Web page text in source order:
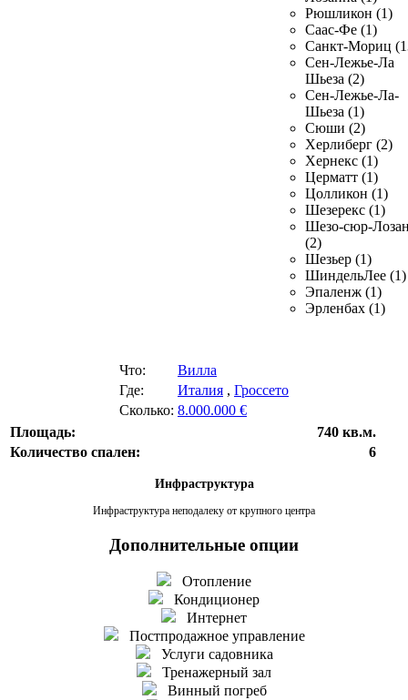
Рюшликон (1)
Саас-Фе (1)
Санкт-Мориц
Сен-Лежье-Ла
Шьеза (2)
Сен-Лежье-Ла-
Шьеза (1)
Сюши (2)
Херлиберг (2)
Хернекс (1)
Церматт (1)
Цолликон (1)
Шезерекс (1)
Шезо-сюр-
(2)
Шезьер (1)
ШиндельЛее (1)
Эпаленж (1)
Эрленбах (1)
Что:
Вилла
Где:
Италия , Гроссето
Сколько: 8.000.000 €
Площадь:
740 кв.м.
Количество спален:
6
Инфраструктура
Инфраструктура неподалеку от крупного центра
Дополнительные опции
Отопление
Кондиционер
Интернет
Постпродажное управление
Услуги садовника
Тренажерный зал
Винный погреб